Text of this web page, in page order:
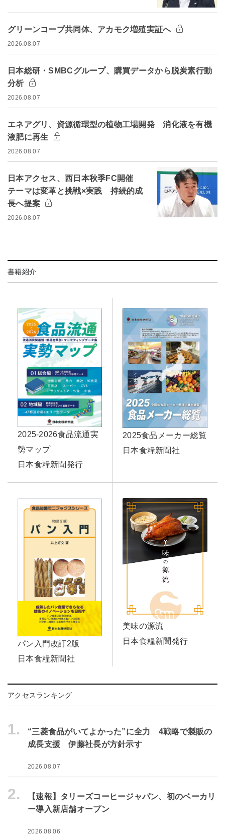
グリーンコープ共同体、アカモク増殖実証へ
2026.08.07
日本総研・SMBCグループ、購買データから脱炭素行動
分析
2026.08.07
エネアグリ、資源循環型の植物工場開発 消化液を有機
液肥に再生
2026.08.07
日本アクセス、西日本秋季FC開催
テーマは変革と挑戦×実践 持続的成
長へ提案
2026.08.07
書籍紹介
2025-2026食品流通実
勢マップ
日本食糧新聞発行
2025食品メーカー総覧
日本食糧新聞社
パン入門改訂2版
日本食糧新聞社
美味の源流
日本食糧新聞発行
アクセスランキング
1.
“三菱食品がいてよかった”に全力 4戦略で製販の
成長支援 伊藤社長が方針示す
2026.08.07
2.
【速報】タリーズコーヒージャパン、初のベーカリ
ー導入新店舗オープン
2026.08.06